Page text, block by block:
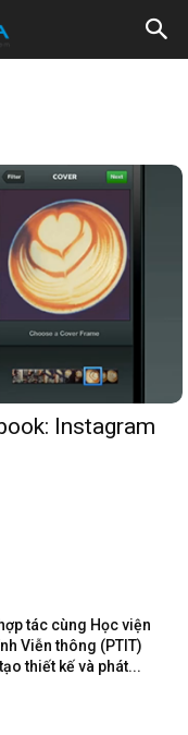
Instagram
tác cùng Học viện
Viễn thông (PTIT)
thiết kế và phát...